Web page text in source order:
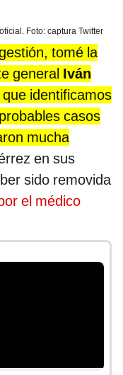
Foto: captura Twitter
tomé la
general Iván
identificamos
casos
mucha
en sus
sido removida
el médico